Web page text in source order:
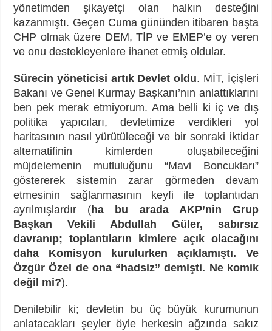
yönetimden şikayetçi olan halkın desteğini
kazanmıştı. Geçen Cuma gününden itibaren başta
CHP olmak üzere DEM, TİP ve EMEP’e oy veren
ve onu destekleyenlere ihanet etmiş oldular.
Sürecin yöneticisi artık Devlet oldu. MİT, İçişleri
Bakanı ve Genel Kurmay Başkanı’nın anlattıklarını
ben pek merak etmiyorum. Ama belli ki iç ve dış
politika yapıcıları, devletimize verdikleri yol
haritasının nasıl yürütüleceği ve bir sonraki iktidar
alternatifinin kimlerden oluşabileceğini
müjdelemenin mutluluğunu “Mavi Boncukları”
göstererek sistemin zarar görmeden devam
etmesinin sağlanmasının keyfi ile toplantıdan
ayrılmışlardır (ha bu arada AKP’nin Grup
Başkan Vekili Abdullah Güler, sabırsız
davranıp; toplantıların kimlere açık olacağını
daha Komisyon kurulurken açıklamıştı. Ve
Özgür Özel de ona “hadsiz” demişti. Ne komik
değil mi?).
Denilebilir ki; devletin bu üç büyük kurumunun
anlatacakları şeyler öyle herkesin ağzında sakız